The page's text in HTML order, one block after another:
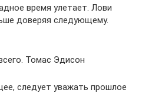
время улетает. Лови
доверяя следующему.
Томас Эдисон
следует уважать прошлое